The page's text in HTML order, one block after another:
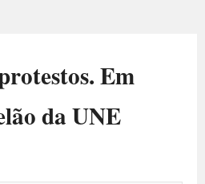
Em
da UNE